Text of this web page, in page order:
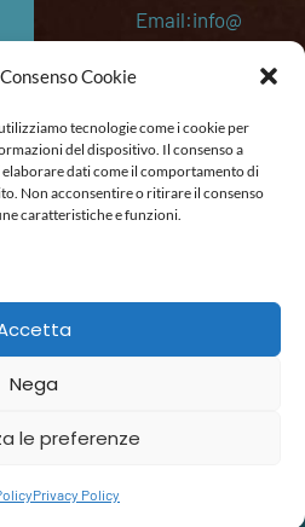
Cookie
tecnologie come i cookie per
del dispositivo. Il consenso a
dati come il comportamento di
Non acconsentire o ritirare il consenso
caratteristiche e funzioni.
Nega
le preferenze
Privacy Policy
Email:info@
etro.eu
P. IVA:
053645202
87